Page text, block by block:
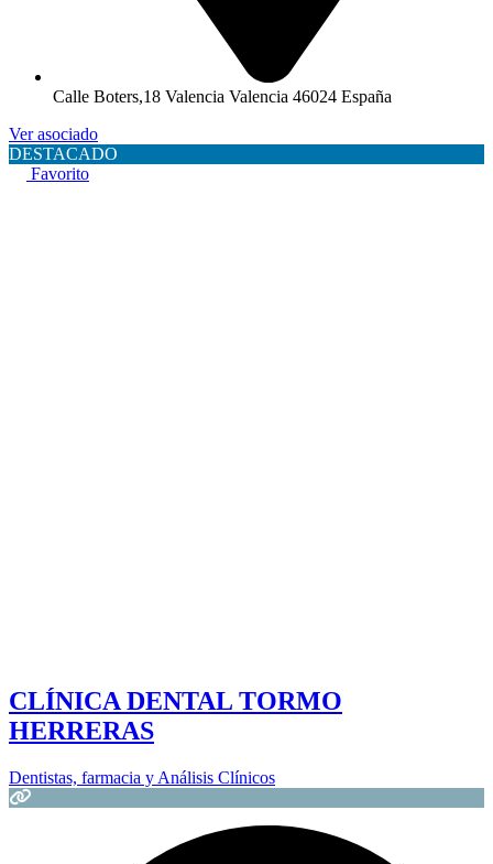
Calle Boters,18 Valencia Valencia 46024 España
Ver asociado
DESTACADO
Favorito
CLÍNICA DENTAL TORMO
HERRERAS
Dentistas, farmacia y Análisis Clínicos